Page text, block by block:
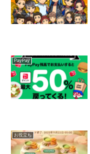
PayPay
お役立ち